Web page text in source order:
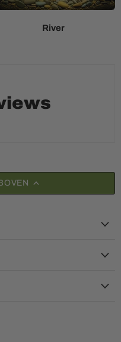
River